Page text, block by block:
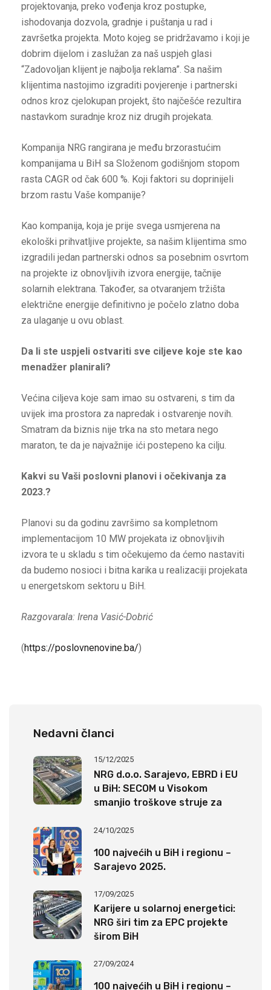
projektovanja, preko vođenja kroz postupke,
ishodovanja dozvola, gradnje i puštanja u rad i
završetka projekta. Moto kojeg se pridržavamo i koji je
dobrim dijelom i zaslužan za naš uspjeh glasi
“Zadovoljan klijent je najbolja reklama”. Sa našim
klijentima nastojimo izgraditi povjerenje i partnerski
odnos kroz cjelokupan projekt, što najčešće rezultira
nastavkom suradnje kroz niz drugih projekata.
Kompanija NRG rangirana je među brzorastućim
kompanijama u BiH sa Složenom godišnjom stopom
rasta CAGR od čak 600 %. Koji faktori su doprinijeli
brzom rastu Vaše kompanije?
Kao kompanija, koja je prije svega usmjerena na
ekološki prihvatljive projekte, sa našim klijentima smo
izgradili jedan partnerski odnos sa posebnim osvrtom
na projekte iz obnovljivih izvora energije, tačnije
solarnih elektrana. Također, sa otvaranjem tržišta
električne energije definitivno je počelo zlatno doba
za ulaganje u ovu oblast.
Da li ste uspjeli ostvariti sve ciljeve koje ste kao
menadžer planirali?
Većina ciljeva koje sam imao su ostvareni, s tim da
uvijek ima prostora za napredak i ostvarenje novih.
Smatram da biznis nije trka na sto metara nego
maraton, te da je najvažnije ići postepeno ka cilju.
Kakvi su Vaši poslovni planovi i očekivanja za
2023.?
Planovi su da godinu završimo sa kompletnom
implementacijom 10 MW projekata iz obnovljivih
izvora te u skladu s tim očekujemo da ćemo nastaviti
da budemo nosioci i bitna karika u realizaciji projekata
u energetskom sektoru u BiH.
Razgovarala: Irena Vasić-Dobrić
(https://poslovnenovine.ba/)
Nedavni članci
15/12/2025
NRG d.o.o. Sarajevo, EBRD i EU
u BiH: SECOM u Visokom
smanjio troškove struje za
24/10/2025
100 najvećih u BiH i regionu –
Sarajevo 2025.
17/09/2025
Karijere u solarnoj energetici:
NRG širi tim za EPC projekte
širom BiH
27/09/2024
100 najvećih u BiH i regionu –